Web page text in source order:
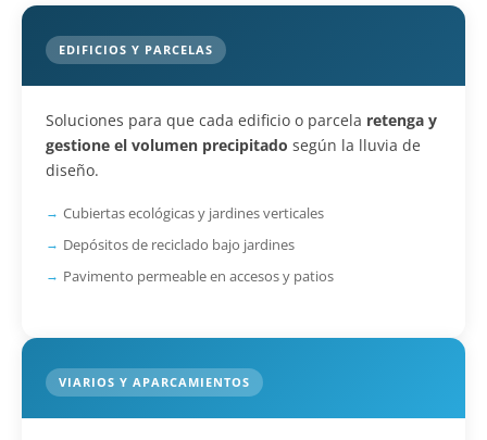
EDIFICIOS Y PARCELAS
Soluciones para que cada edificio o parcela retenga y
gestione el volumen precipitado según la lluvia de
diseño.
Cubiertas ecológicas y jardines verticales
Depósitos de reciclado bajo jardines
Pavimento permeable en accesos y patios
VIARIOS Y APARCAMIENTOS